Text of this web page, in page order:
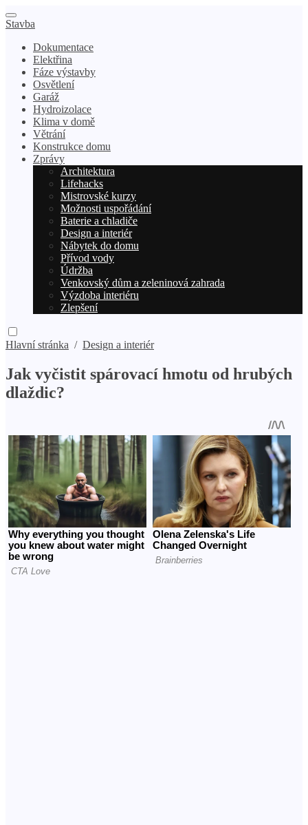
Stavba
Dokumentace
Elektřina
Fáze výstavby
Osvětlení
Garáž
Hydroizolace
Klima v domě
Větrání
Konstrukce domu
Zprávy
Architektura
Lifehacks
Mistrovské kurzy
Možnosti uspořádání
Baterie a chladiče
Design a interiér
Nábytek do domu
Přívod vody
Údržba
Venkovský dům a zeleninová zahrada
Výzdoba interiéru
Zlepšení
Hlavní stránka / Design a interiér
Jak vyčistit spárovací hmotu od hrubých
dlaždic?